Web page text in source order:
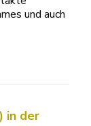
und auch
in der